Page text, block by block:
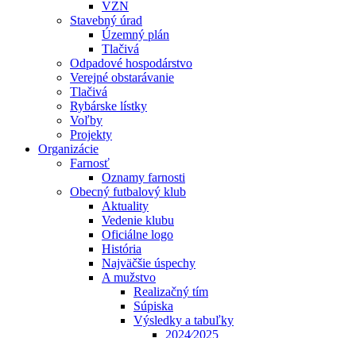
VZN
Stavebný úrad
Územný plán
Tlačivá
Odpadové hospodárstvo
Verejné obstarávanie
Tlačivá
Rybárske lístky
Voľby
Projekty
Organizácie
Farnosť
Oznamy farnosti
Obecný futbalový klub
Aktuality
Vedenie klubu
Oficiálne logo
História
Najväčšie úspechy
A mužstvo
Realizačný tím
Súpiska
Výsledky a tabuľky
2024⁄2025